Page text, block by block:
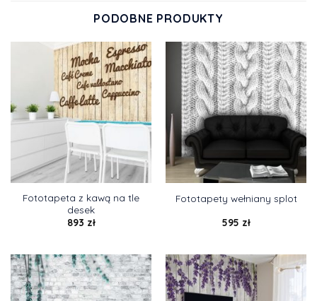
PODOBNE PRODUKTY
Fototapeta z kawą na tle
desek
893 zł
Fototapety wełniany splot
595 zł